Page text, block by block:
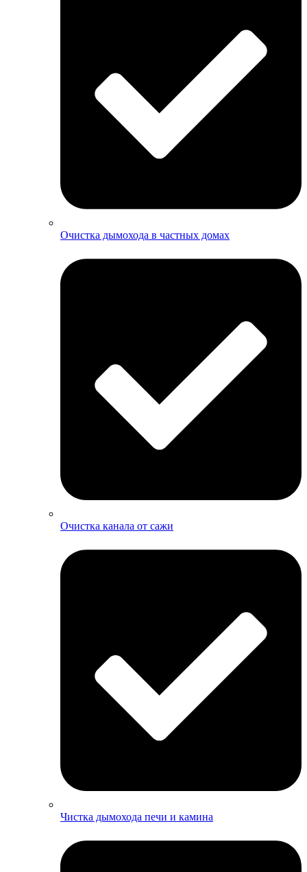
Очистка дымохода в частных домах
Очистка канала от сажи
Чистка дымохода печи и камина